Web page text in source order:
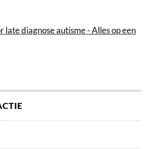
late diagnose autisme - Alles op een